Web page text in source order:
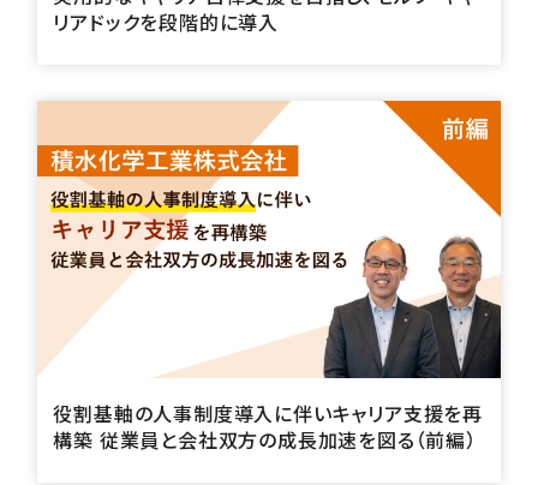
リアドックを段階的に導入
役割基軸の人事制度導入に伴いキャリア支援を再
構築 従業員と会社双方の成長加速を図る（前編）